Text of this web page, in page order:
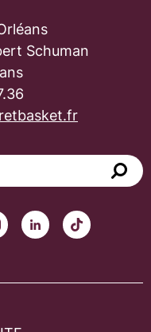
Schuman